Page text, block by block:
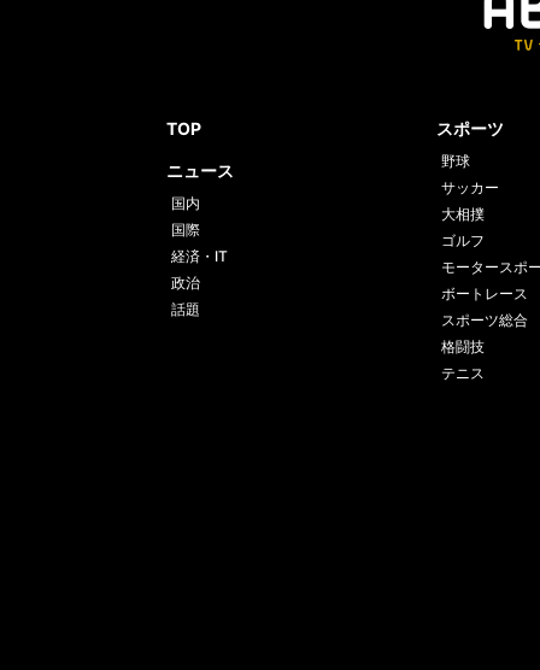
TOP
ニュース
国内
国際
経済・IT
政治
話題
スポーツ
野球
サッカー
大相撲
ゴルフ
モータースポ
ボートレース
スポーツ総合
格闘技
テニス